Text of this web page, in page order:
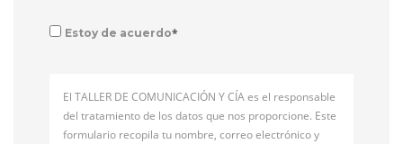
Estoy de acuerdo*
El TALLER DE COMUNICACIÓN Y CÍA es el responsable
del tratamiento de los datos que nos proporcione. Este
formulario recopila tu nombre, correo electrónico y